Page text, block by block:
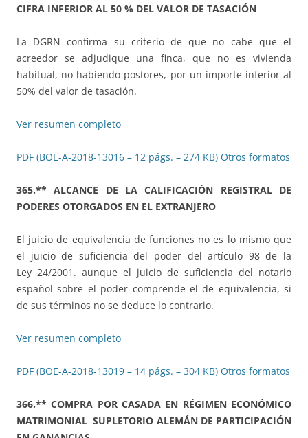
CIFRA INFERIOR AL 50 % DEL VALOR DE TASACIÓN
La DGRN confirma su criterio de que no cabe que el
acreedor se adjudique una finca, que no es vivienda
habitual, no habiendo postores, por un importe inferior al
50% del valor de tasación.
Ver resumen completo
PDF (BOE-A-2018-13016 – 12 págs. – 274 KB) Otros formatos
365.** ALCANCE DE LA CALIFICACIÓN REGISTRAL DE
PODERES OTORGADOS EN EL EXTRANJERO
El juicio de equivalencia de funciones no es lo mismo que
el juicio de suficiencia del poder del artículo 98 de la
Ley 24/2001. aunque el juicio de suficiencia del notario
español sobre el poder comprende el de equivalencia, si
de sus términos no se deduce lo contrario.
Ver resumen completo
PDF (BOE-A-2018-13019 – 14 págs. – 304 KB) Otros formatos
366.** COMPRA POR CASADA EN RÉGIMEN ECONÓMICO
MATRIMONIAL SUPLETORIO ALEMÁN DE PARTICIPACIÓN